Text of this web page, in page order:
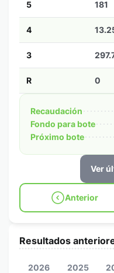
5 181
4
3
R 0
Recaudación
Fondo para bote
Próximo bote
Ver
Anterior
Resultados
2026 2025